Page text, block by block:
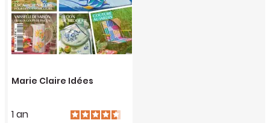
Marie Claire Idées
1 an